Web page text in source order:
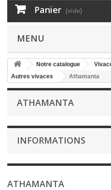
Panier (vide)
MENU
Notre catalogue
Autres vivaces
Athamanta
ATHAMANTA
INFORMATIONS
ATHAMANTA